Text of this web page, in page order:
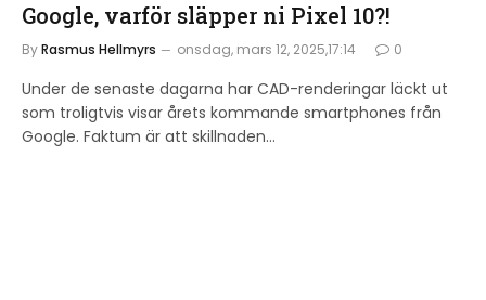
Google, varför släpper ni Pixel 10?!
ByRasmus Hellmyrs onsdag, mars 12, 2025,17:14 0
Under de senaste dagarna har CAD-renderingar läckt ut
som troligtvis visar årets kommande smartphones från
Google. Faktum är att skillnaden…